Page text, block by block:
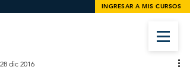
INGRESAR A MIS CURSOS
28 dic 2016